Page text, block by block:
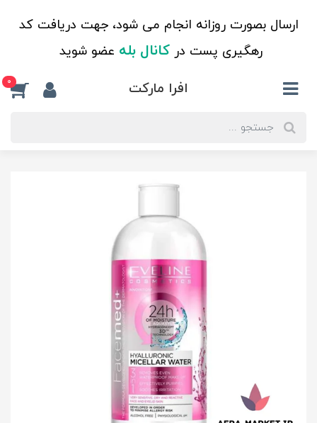
ارسال بصورت روزانه انجام می شود، جهت دریافت کد
رهگیری پست درکانال بله عضو شوید
افرا مارکت 0